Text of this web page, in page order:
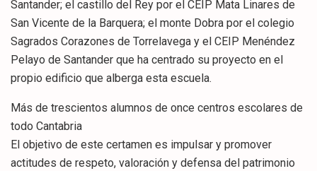
Santander; el castillo del Rey por el CEIP Mata Linares de
San Vicente de la Barquera; el monte Dobra por el colegio
Sagrados Corazones de Torrelavega y el CEIP Menéndez
Pelayo de Santander que ha centrado su proyecto en el
propio edificio que alberga esta escuela.
Más de trescientos alumnos de once centros escolares de
todo Cantabria
El objetivo de este certamen es impulsar y promover
actitudes de respeto, valoración y defensa del patrimonio